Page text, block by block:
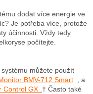
dodat více energie ve
Je potřeba více, protože
účinnosti. Vždy tedy
počítejte.
můžete použít
BMV-712 Smart , a
Control GX .† Často také